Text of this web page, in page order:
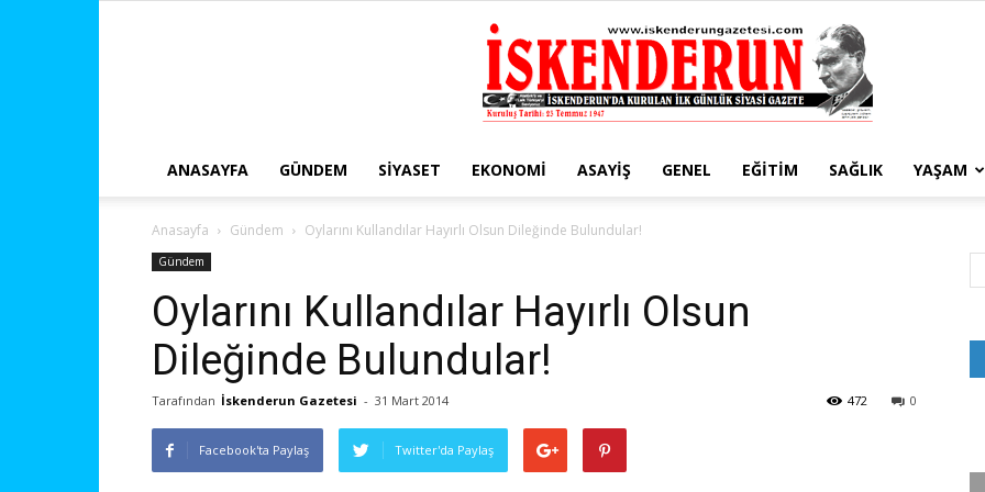
ANASAYFA GÜNDEM SIYASET EKONOMI ASAYIŞ GENEL EĞITIM SAĞLIK YAŞAM
Anasayfa Gündem Oylarını Kullandılar Hayırlı Olsun Dileğinde Bulundular!
Gündem
Oylarını Kullandılar Hayırlı Olsun
Dileğinde Bulundular!
Tarafından İskenderun Gazetesi - 31 Mart 2014 0
472
Facebook'ta Paylaş Twitter'da Paylaş